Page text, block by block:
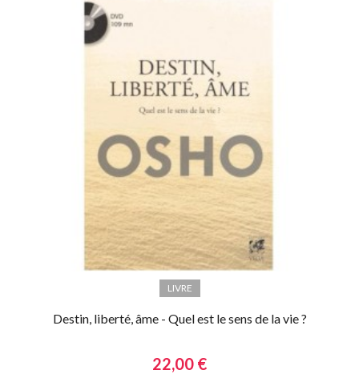
LIVRE
Destin, liberté, âme - Quel est le sens de la vie ?
22,00 €